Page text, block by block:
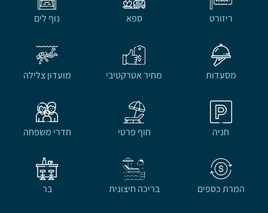
ריזורט ספא נוף לים
מסעדות מחיר אטרקטיבי מועדון צלילה
חניה חוף פרטי חדרי משפחה
המרת כספים בריכה חיצונית בר